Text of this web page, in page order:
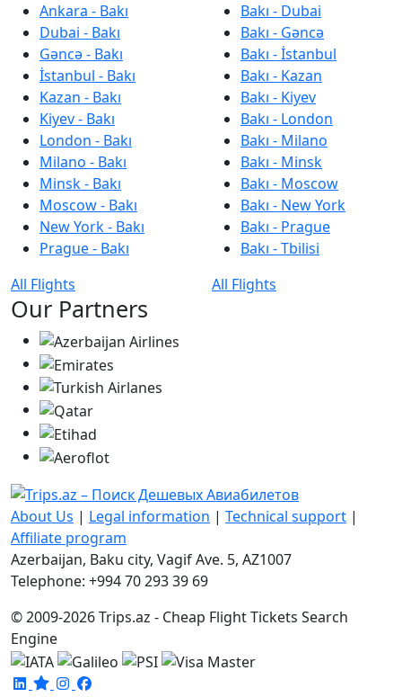
Ankara - Bakı
Dubai - Bakı
Gəncə - Bakı
İstanbul - Bakı
Kazan - Bakı
Kiyev - Bakı
London - Bakı
Milano - Bakı
Minsk - Bakı
Moscow - Bakı
New York - Bakı
Prague - Bakı
All Flights
Bakı - Dubai
Bakı - Gəncə
Bakı - İstanbul
Bakı - Kazan
Bakı - Kiyev
Bakı - London
Bakı - Milano
Bakı - Minsk
Bakı - Moscow
Bakı - New York
Bakı - Prague
Bakı - Tbilisi
All Flights
Our Partners
About Us | Legal information | Technical support |
Affiliate program
Azerbaijan, Baku city, Vagif Ave. 5, AZ1007
Telephone: +994 70 293 39 69
© 2009-2026 Trips.az - Cheap Flight Tickets Search
Engine